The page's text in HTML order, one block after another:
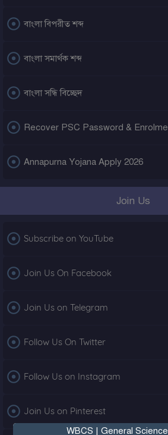
WBCS | General
 বাংলা বিপরীত শব্দ
 বাংলা সমার্থক শব্দ
 বাংলা সন্ধি বিচ্ছেদ
 Recover PSC Password &
 Annapurna Yojana Apply 2026
Join Us
 Subscribe on YouTube
 Join Us On Facebook
 Join Us on Telegram
 Follow Us On Twitter
 Follow Us on Instagram
 Join Us on Pinterest